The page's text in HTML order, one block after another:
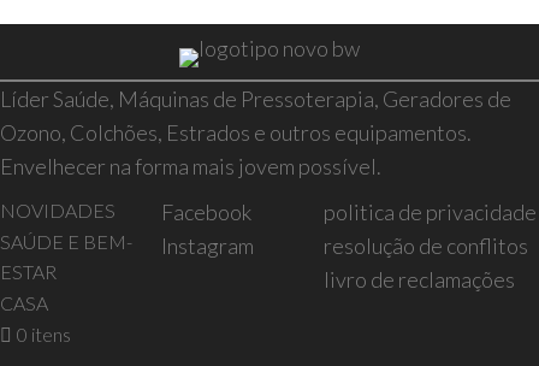
Líder Saúde, Máquinas de Pressoterapia, Geradores de
Ozono, Colchões, Estrados e outros equipamentos.
Envelhecer na forma mais jovem possível.
NOVIDADES
SAÚDE E BEM-
ESTAR
CASA
0 itens
Facebook
Instagram
politica de privacidade
resolução de conflitos
livro de reclamações